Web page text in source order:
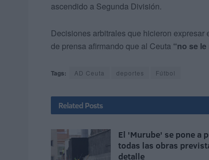
ascendido a Segunda División.
Decisiones arbitrales que hicieron expresar
de prensa afirmando que al Ceuta “no se
Tags: AD Ceuta deportes Fútbol
Related Posts
El 'Murube' se pone a
todas las obras
detalle